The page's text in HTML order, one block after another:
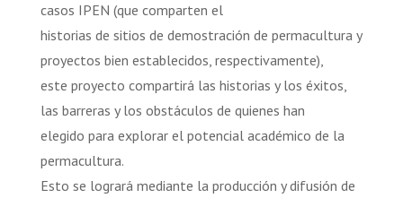
casos IPEN (que comparten el
historias de sitios de demostración de permacultura y
proyectos bien establecidos, respectivamente),
este proyecto compartirá las historias y los éxitos,
las barreras y los obstáculos de quienes han
elegido para explorar el potencial académico de la
permacultura.
Esto se logrará mediante la producción y difusión de